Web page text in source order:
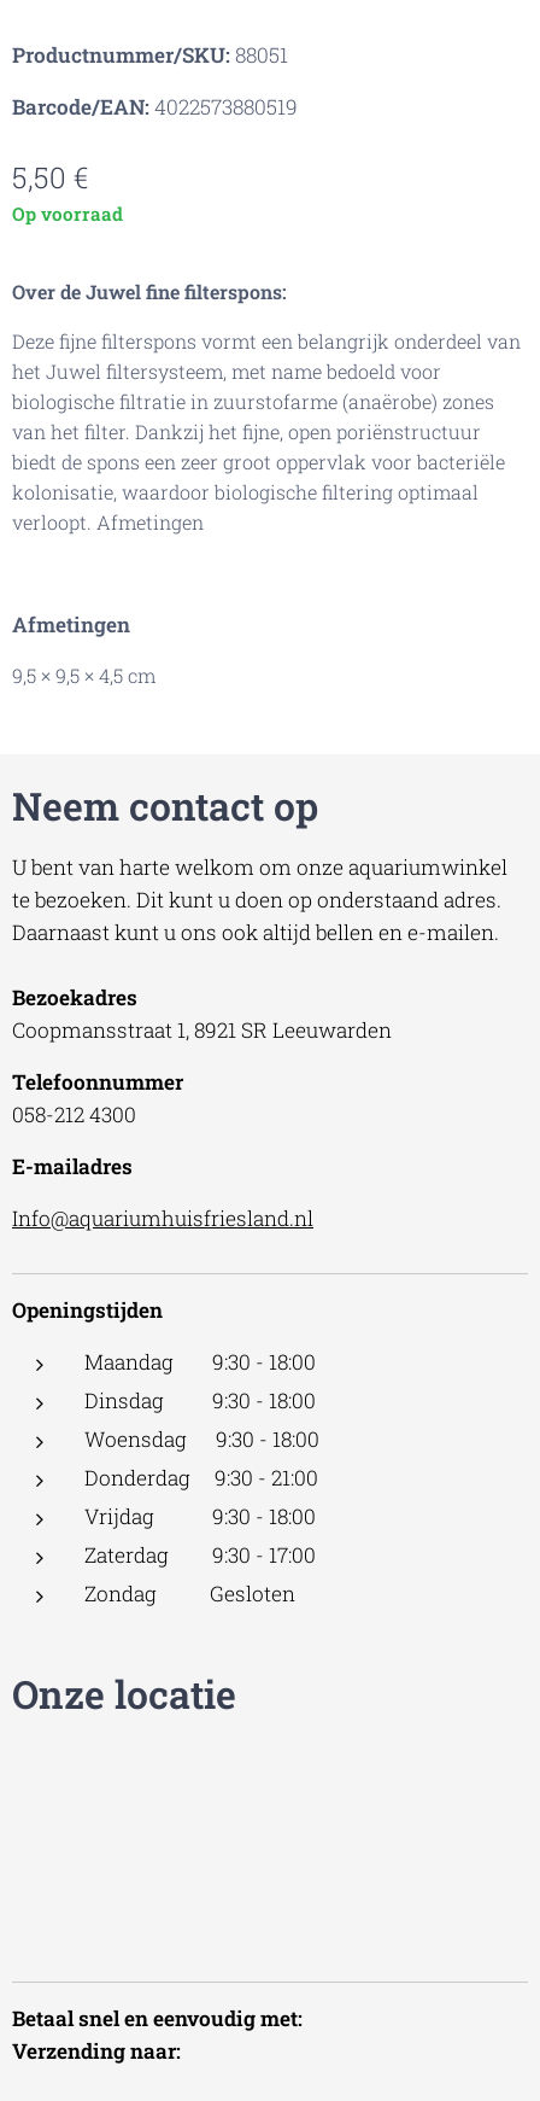
Productnummer/SKU:88051
Barcode/EAN:4022573880519
5,50 €
Op voorraad
Over de Juwel fine filterspons:
Deze fijne filterspons vormt een belangrijk onderdeel van
het Juwel filtersysteem, met name bedoeld voor
biologische filtratie in zuurstofarme (anaërobe) zones
van het filter. Dankzij het fijne, open poriënstructuur
biedt de spons een zeer groot oppervlak voor bacteriële
kolonisatie, waardoor biologische filtering optimaal
verloopt. Afmetingen
Afmetingen
9,5 × 9,5 × 4,5 cm
Neem contact op
U bent van harte welkom om onze aquariumwinkel
te bezoeken. Dit kunt u doen op onderstaand adres.
Daarnaast kunt u ons ook altijd bellen en e-mailen.
Bezoekadres
Coopmansstraat 1, 8921 SR Leeuwarden
Telefoonnummer
058-212 4300
E-mailadres
Info@aquariumhuisfriesland.nl
Openingstijden
Maandag 9:30 - 18:00
Dinsdag 9:30 - 18:00
Woensdag 9:30 - 18:00
Donderdag 9:30 - 21:00
Vrijdag 9:30 - 18:00
Zaterdag 9:30 - 17:00
Zondag Gesloten
Onze locatie
Betaal snel en eenvoudig met:
Verzending naar: